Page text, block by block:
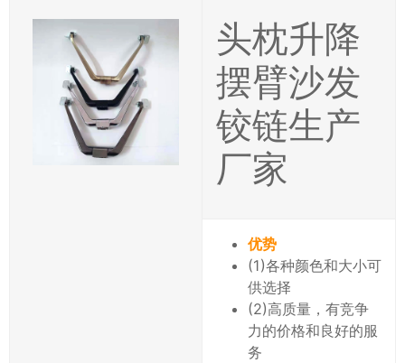
头枕升降
摆臂沙发
铰链生产
厂家
优势
(1)各种颜色和大小可
供选择
(2)高质量，有竞争
力的价格和良好的服
务